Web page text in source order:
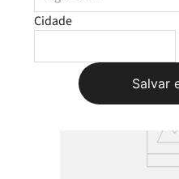
Cidade
Salvar